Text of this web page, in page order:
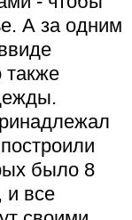
А за одним
также
было 8
и все